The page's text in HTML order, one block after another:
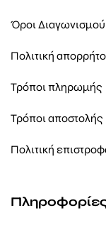
Όροι Διαγωνισμού
Πολιτική
Τρόποι πληρωμής
Τρόποι αποστολής
Πολιτική